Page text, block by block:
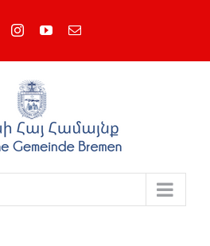
FacebookInstagramYouTube
E-